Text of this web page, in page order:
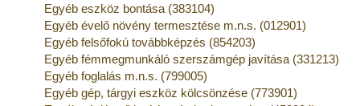
Egyéb eszköz bontása (383104)
Egyéb évelő növény termesztése m.n.s. (012901)
Egyéb felsőfokú továbbképzés (854203)
Egyéb fémmegmunkáló szerszámgép javítása (331213)
Egyéb foglalás m.n.s. (799005)
Egyéb gép, tárgyi eszköz kölcsönzése (773901)